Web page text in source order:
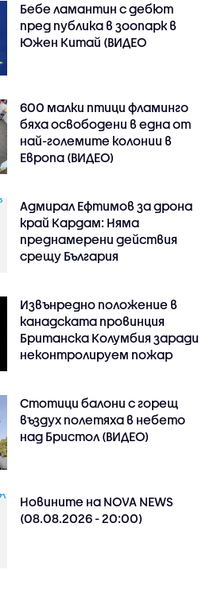
Бебе ламантин с дебют
пред публика в зоопарк в
Южен Китай (ВИДЕО
600 малки птици фламинго
бяха освободени в една от
най-големите колонии в
Европа (ВИДЕО)
Адмирал Ефтимов за дрона
край Кардам: Няма
преднамерени действия
срещу България
Извънредно положение в
канадската провинция
Британска Колумбия заради
неконтролируем пожар
Стотици балони с горещ
въздух полетяха в небето
над Бристол (ВИДЕО)
Новините на NOVA NEWS
(08.08.2026 - 20:00)